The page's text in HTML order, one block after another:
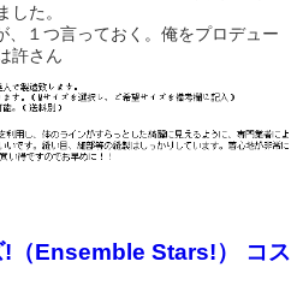
た。
１つ言っておく。俺をプロデュー
許さん
!（Ensemble Stars!） コス